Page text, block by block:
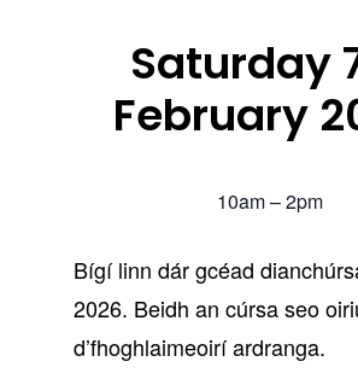
Saturday
February
10am – 2pm
Bígí linn dár gcéad
2026. Beidh an cúrsa seo
d’fhoghlaimeoirí ardranga.